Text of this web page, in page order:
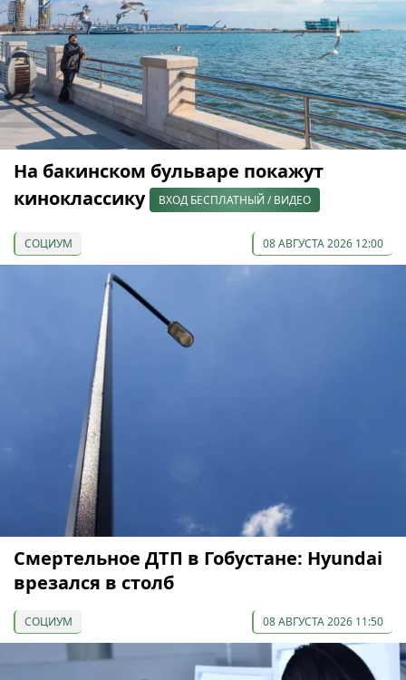
На бакинском бульваре покажут
киноклассику
ВХОД БЕСПЛАТНЫЙ / ВИДЕО
СОЦИУМ 08 АВГУСТА 2026 12:00
Смертельное ДТП в Гобустане: Hyundai
врезался в столб
СОЦИУМ 08 АВГУСТА 2026 11:50